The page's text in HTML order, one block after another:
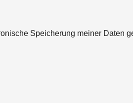
Speicherung meiner Daten